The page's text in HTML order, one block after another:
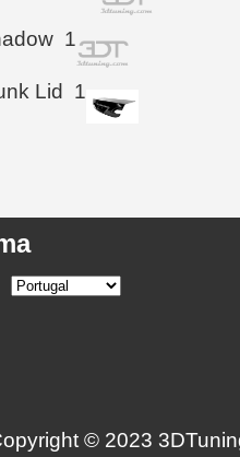
1
Lid 1
© 2023